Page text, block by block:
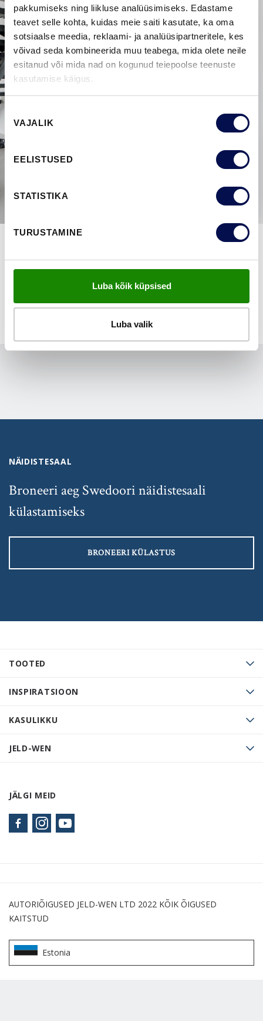
pakkumiseks ning liikluse analüüsimiseks. Edastame
teavet selle kohta, kuidas meie saiti kasutate, ka oma
sotsiaalse meedia, reklaami- ja analüüsipartneritele, kes
võivad seda kombineerida muu teabega, mida olete neile
esitanud või mida nad on kogunud teiepoolse teenuste
kasutamise käigus.
Nõusoleku
valik
VAJALIK
EELISTUSED
STATISTIKA
TURUSTAMINE
Luba kõik küpsised
Luba valik
TOOTED
INSPIRATSIOON
KASULIKKU
JELD-WEN
JÄLGI MEID
NÄIDISTESAAL
Broneeri aeg Swedoori näidistesaali
külastamiseks
BRONEERI KÜLASTUS
AUTORIÕIGUSED JELD-WEN LTD 2022 KÕIK ÕIGUSED
KAITSTUD
Estonia